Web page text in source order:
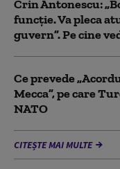
Crin Antonescu:
funcție. Va pleca
guvern”. Pe cine
Ce prevede
Mecca”, pe care
NATO
CITEȘTE MAI MULTE